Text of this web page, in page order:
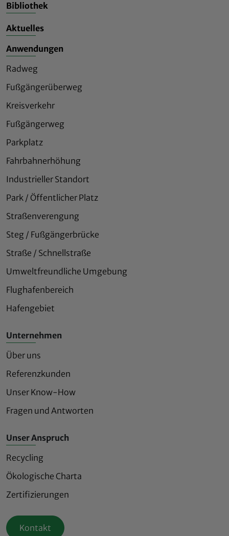
Bibliothek
Aktuelles
Anwendungen
Radweg
Fußgängerüberweg
Kreisverkehr
Fußgängerweg
Parkplatz
Fahrbahnerhöhung
Industrieller Standort
Park / Öffentlicher Platz
Straßenverengung
Steg / Fußgängerbrücke
Straße / Schnellstraße
Umweltfreundliche Umgebung
Flughafenbereich
Hafengebiet
Unternehmen
Über uns
Referenzkunden
Unser Know-How
Fragen und Antworten
Unser Anspruch
Recycling
Ökologische Charta
Zertifizierungen
Kontakt